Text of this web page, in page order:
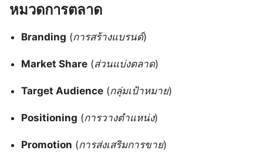
หมวดการตลาด
Branding (การสร้างแบรนด์)
Market Share (ส่วนแบ่งตลาด)
Target Audience (กลุ่มเป้าหมาย)
Positioning (การวางตำแหน่ง)
Promotion (การส่งเสริมการขาย)